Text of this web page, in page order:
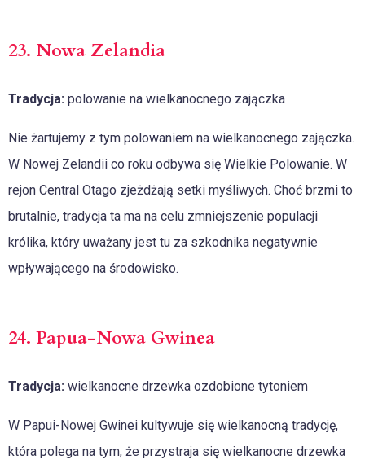
23. Nowa Zelandia
Tradycja: polowanie na wielkanocnego zajączka
Nie żartujemy z tym polowaniem na wielkanocnego zajączka.
W Nowej Zelandii co roku odbywa się Wielkie Polowanie. W
rejon Central Otago zjeżdżają setki myśliwych. Choć brzmi to
brutalnie, tradycja ta ma na celu zmniejszenie populacji
królika, który uważany jest tu za szkodnika negatywnie
wpływającego na środowisko.
24. Papua-Nowa Gwinea
Tradycja: wielkanocne drzewka ozdobione tytoniem
W Papui-Nowej Gwinei kultywuje się wielkanocną tradycję,
która polega na tym, że przystraja się wielkanocne drzewka